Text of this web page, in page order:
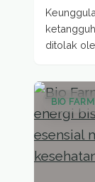
ditolak
BIO